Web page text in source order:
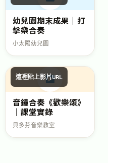
幼兒園期末成果｜打
擊樂合奏
小太陽幼兒園
這裡貼上影片URL
音鐘合奏《歡樂頌》
｜課堂實錄
貝多芬音樂教室